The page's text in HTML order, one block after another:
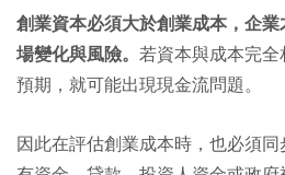
創業資本必須大於創業成本，企
場變化與風險。 若資本與成本完
預期，就可能出現現金流問題。
因此在評估創業成本時，也必須